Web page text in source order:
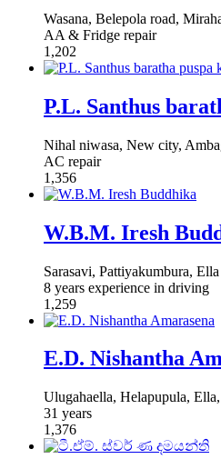
Wasana, Belepola road,
AA & Fridge repair
1,202
P.L. Santhus
Nihal niwasa, New city,
AC repair
1,356
W.B.M. Iresh
Sarasavi, Pattiyakumbura, Ella
8 years experience in driving
1,259
E.D. Nishantha
Ulugahaella, Helapupula,
31 years
1,376